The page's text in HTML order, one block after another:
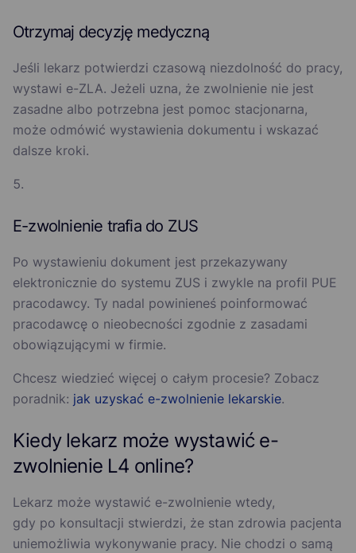
Otrzymaj decyzję medyczną
Jeśli lekarz potwierdzi czasową niezdolność do pracy,
wystawi e-ZLA. Jeżeli uzna, że zwolnienie nie jest
zasadne albo potrzebna jest pomoc stacjonarna,
może odmówić wystawienia dokumentu i wskazać
dalsze kroki.
E-zwolnienie trafia do ZUS
Po wystawieniu dokument jest przekazywany
elektronicznie do systemu ZUS i zwykle na profil PUE
pracodawcy. Ty nadal powinieneś poinformować
pracodawcę o nieobecności zgodnie z zasadami
obowiązującymi w firmie.
Chcesz wiedzieć więcej o całym procesie? Zobacz
poradnik: jak uzyskać e-zwolnienie lekarskie.
Kiedy lekarz może wystawić e-
zwolnienie L4 online?
Lekarz może wystawić e-zwolnienie wtedy,
gdy po konsultacji stwierdzi, że stan zdrowia pacjenta
uniemożliwia wykonywanie pracy. Nie chodzi o samą